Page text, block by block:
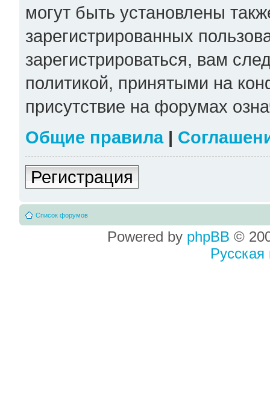
могут быть установлены
зарегистрированных
зарегистрироваться, вам
политикой, принятыми на
присутствие на форумах
Общие правила|
Регистрация
Список форумов
Powered by phpBB ©